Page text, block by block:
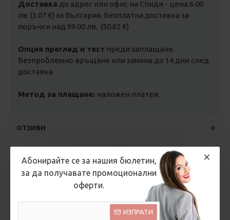
Абонирайте се за нашия бюлетин,
за да получавате промоционални
оферти.
ИЗПРАТИ
Доставка до адрес или офис на Спиди - цена 6.00
лв. (3.07 €) за България. Безплатна доставка за
поръчки над 99.00 лв. (50.62 €)
Опция преглед и тест преди заплащане.
Безпроблемно връщане или замяна до 14 дни след
доставка
Метод за плащане: наложен платеж
ОТЗИВИ